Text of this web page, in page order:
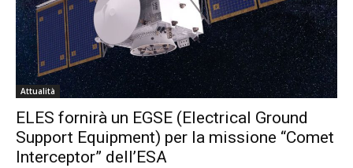
Attualità
ELES fornirà un EGSE (Electrical Ground
Support Equipment) per la missione “Comet
Interceptor” dell’ESA